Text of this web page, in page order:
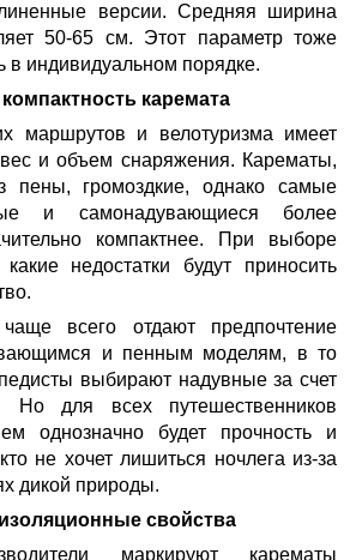
версии. Средняя ширина
50-65 см. Этот параметр тоже
в индивидуальном порядке.
каремата
маршрутов и велотуризма имеет
и объем снаряжения. Карематы,
пены, громоздкие, однако самые
и самонадувающиеся более
компактнее. При выборе
недостатки будут приносить
всего отдают предпочтение
и пенным моделям, в то
выбирают надувные за счет
Но для всех путешественников
однозначно будет прочность и
не хочет лишиться ночлега из-за
дикой природы.
свойства
маркируют карематы